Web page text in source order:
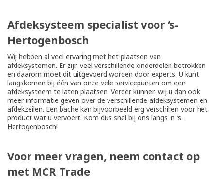
Afdeksysteem specialist voor ‘s-
Hertogenbosch
Wij hebben al veel ervaring met het plaatsen van
afdeksystemen. Er zijn veel verschillende onderdelen betrokken
en daarom moet dit uitgevoerd worden door experts. U kunt
langskomen bij één van onze vele servicepunten om een
afdeksysteem te laten plaatsen. Verder kunnen wij u dan ook
meer informatie geven over de verschillende afdeksystemen en
afdekzeilen. Een bache kan bijvoorbeeld erg verschillen voor het
product wat u vervoert. Kom dus snel bij ons langs in ‘s-
Hertogenbosch!
Voor meer vragen, neem contact op
met MCR Trade